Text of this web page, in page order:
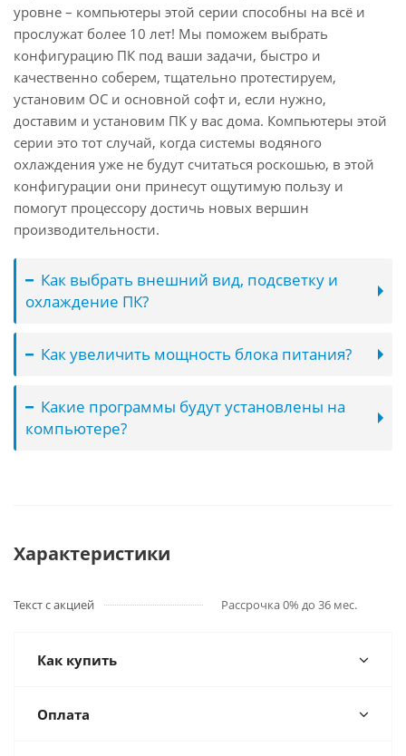
уровне – компьютеры этой серии способны на всё и
прослужат более 10 лет! Мы поможем выбрать
конфигурацию ПК под ваши задачи, быстро и
качественно соберем, тщательно протестируем,
установим ОС и основной софт и, если нужно,
доставим и установим ПК у вас дома. Компьютеры этой
серии это тот случай, когда системы водяного
охлаждения уже не будут считаться роскошью, в этой
конфигурации они принесут ощутимую пользу и
помогут процессору достичь новых вершин
производительности.
Как выбрать внешний вид, подсветку и
охлаждение ПК?
Как увеличить мощность блока питания?
Какие программы будут установлены на
компьютере?
Характеристики
Текст с акцией Рассрочка 0% до 36 мес.
Как купить
Оплата